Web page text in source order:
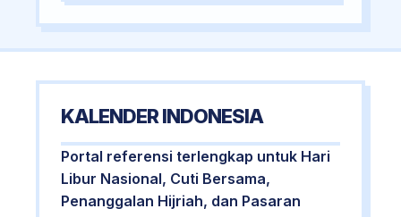
KALENDER INDONESIA
Portal referensi terlengkap untuk Hari
Libur Nasional, Cuti Bersama,
Penanggalan Hijriah, dan Pasaran